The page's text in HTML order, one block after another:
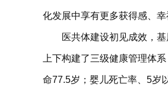
化发展中享有更多获得感、幸
医共体建设初见成效，
上下构建了三级健康管理体
命77.5岁；婴儿死亡率、5岁